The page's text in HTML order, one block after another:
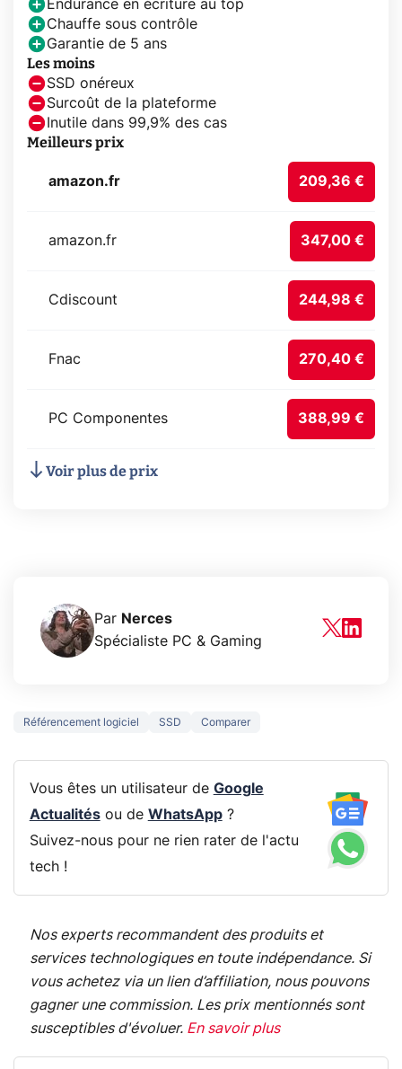
Endurance en écriture au top
Chauffe sous contrôle
Garantie de 5 ans
Les moins
SSD onéreux
Surcoût de la plateforme
Inutile dans 99,9% des cas
Meilleurs prix
amazon.fr 209,36 €
amazon.fr 347,00 €
Cdiscount 244,98 €
Fnac 270,40 €
PC Componentes 388,99 €
Voir plus de prix
Par Nerces
Spécialiste PC & Gaming
Référencement logiciel SSD Comparer
Vous êtes un utilisateur de Google
Actualitésou de WhatsApp?
Suivez-nous pour ne rien rater de l'actu
tech !
Nos experts recommandent des produits et
services technologiques en toute indépendance. Si
vous achetez via un lien d’affiliation, nous pouvons
gagner une commission. Les prix mentionnés sont
susceptibles d'évoluer. En savoir plus